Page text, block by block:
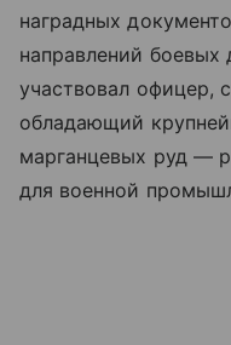
наградных
направлений боевых
участвовал офицер,
обладающий
марганцевых руд —
для военной